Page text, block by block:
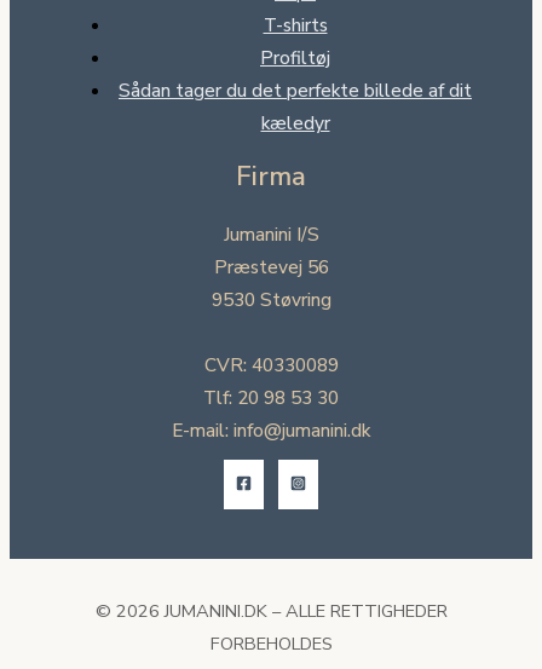
T-shirts
Profiltøj
Sådan tager du det perfekte billede af dit
kæledyr
Firma
Jumanini I/S
Præstevej 56
9530 Støvring
CVR: 40330089
Tlf: 20 98 53 30
E-mail: info@jumanini.dk
© 2026 JUMANINI.DK – ALLE RETTIGHEDER
FORBEHOLDES